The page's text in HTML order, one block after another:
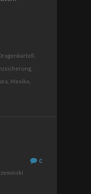
Mexiko,
0